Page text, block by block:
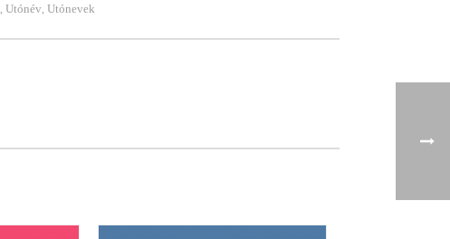
, Utónév, Utónevek